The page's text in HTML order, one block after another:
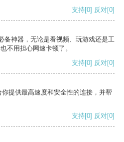
支持[0] 反对[0]
备神器，无论是看视频、玩游戏还是工
不用担心网速卡顿了。
支持[0] 反对[0]
提供最高速度和安全性的连接，并帮
支持[0] 反对[0]